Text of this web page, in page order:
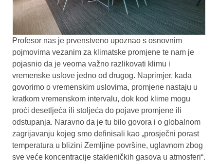
Profesor nas je prvenstveno upoznao s osnovnim
pojmovima vezanim za klimatske promjene te nam je
pojasnio da je veoma važno razlikovati klimu i
vremenske uslove jedno od drugog. Naprimjer, kada
govorimo o vremenskim uslovima, promjene nastaju u
kratkom vremenskom intervalu, dok kod klime mogu
proći desetljeća ili stoljeća do pojave promjene ili
odstupanja. Naravno da je tu bilo govora i o globalnom
zagrijavanju kojeg smo definisali kao „prosječni porast
temperatura u blizini Zemljine površine, uglavnom zbog
sve veće koncentracije stakleničkih gasova u atmosferi“.